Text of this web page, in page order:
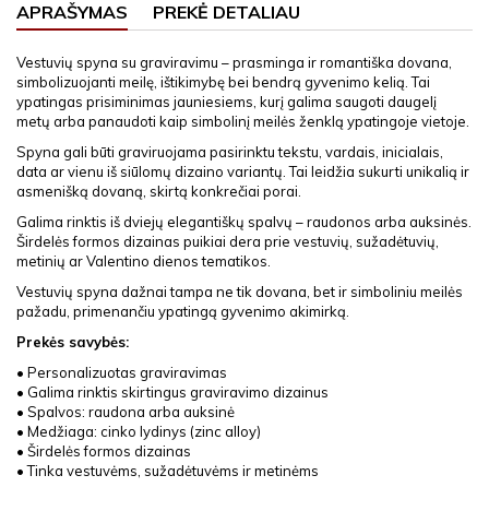
APRAŠYMAS PREKĖ DETALIAU
Vestuvių spyna su graviravimu – prasminga ir romantiška dovana,
simbolizuojanti meilę, ištikimybę bei bendrą gyvenimo kelią. Tai
ypatingas prisiminimas jauniesiems, kurį galima saugoti daugelį
metų arba panaudoti kaip simbolinį meilės ženklą ypatingoje vietoje.
Spyna gali būti graviruojama pasirinktu tekstu, vardais, inicialais,
data ar vienu iš siūlomų dizaino variantų. Tai leidžia sukurti unikalią ir
asmenišką dovaną, skirtą konkrečiai porai.
Galima rinktis iš dviejų elegantiškų spalvų – raudonos arba auksinės.
Širdelės formos dizainas puikiai dera prie vestuvių, sužadėtuvių,
metinių ar Valentino dienos tematikos.
Vestuvių spyna dažnai tampa ne tik dovana, bet ir simboliniu meilės
pažadu, primenančiu ypatingą gyvenimo akimirką.
Prekės savybės:
• Personalizuotas graviravimas
• Galima rinktis skirtingus graviravimo dizainus
• Spalvos: raudona arba auksinė
• Medžiaga: cinko lydinys (zinc alloy)
• Širdelės formos dizainas
• Tinka vestuvėms, sužadėtuvėms ir metinėms